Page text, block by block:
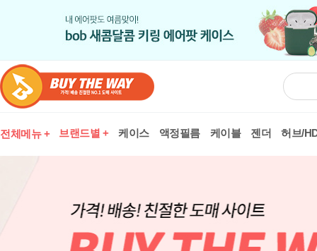
전체메뉴 + 브랜드별 + 케이스 액정필름 케이블 젠더 허브/